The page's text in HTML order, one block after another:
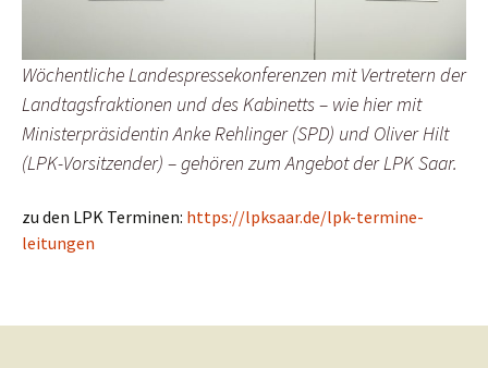
Wöchentliche Landespressekonferenzen mit Vertretern der
Landtagsfraktionen und des Kabinetts – wie hier mit
Ministerpräsidentin Anke Rehlinger (SPD) und Oliver Hilt
(LPK-Vorsitzender) – gehören zum Angebot der LPK Saar.
zu den LPK Terminen: https://lpksaar.de/lpk-termine-
leitungen